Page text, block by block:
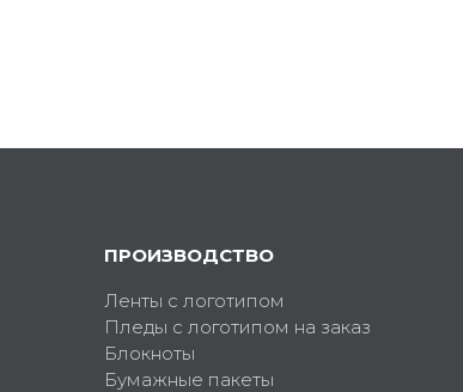
ПРОИЗВОДСТВО
Ленты с логотипом
Пледы с логотипом на заказ
Блокноты
Бумажные пакеты